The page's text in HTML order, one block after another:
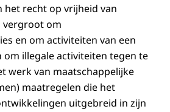
het recht op vrijheid van
vergroot om
en om activiteiten van een
illegale activiteiten tegen te
werk van maatschappelijke
maatregelen die het
uitgebreid in zijn